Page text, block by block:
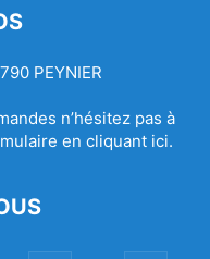
PEYNIER
n’hésitez pas à
en cliquant ici.